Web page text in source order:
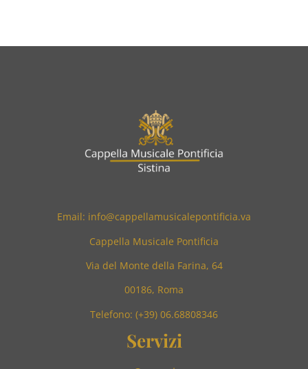
Email: info@cappellamusicalepontificia.va
Cappella Musicale Pontificia
Via del Monte della Farina, 64
00186, Roma
Telefono: (+39) 06.68808346
Servizi